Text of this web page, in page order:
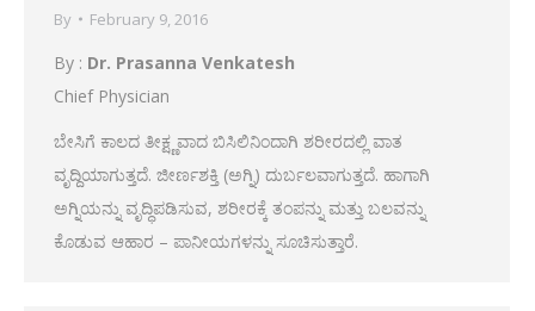
By
February 9, 2016
By : Dr. Prasanna Venkatesh
Chief Physician
ಬೇಸಿಗೆ ಕಾಲದ ತೀಕ್ಷ್ಣವಾದ ಬಿಸಿಲಿನಿಂದಾಗಿ ಶರೀರದಲ್ಲಿ ವಾತ
ವೃದ್ದಿಯಾಗುತ್ತದೆ. ಜೀರ್ಣಶಕ್ತಿ (ಅಗ್ನಿ) ದುರ್ಬಲವಾಗುತ್ತದೆ. ಹಾಗಾಗಿ
ಅಗ್ನಿಯನ್ನು ವೃದ್ಧಿಪಡಿಸುವ, ಶರೀರಕ್ಕೆ ತಂಪನ್ನು ಮತ್ತು ಬಲವನ್ನು
ಕೊಡುವ ಆಹಾರ – ಪಾನೀಯಗಳನ್ನು ಸೂಚಿಸುತ್ತಾರೆ.